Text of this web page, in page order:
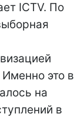
ICTV. По
это в
на
в